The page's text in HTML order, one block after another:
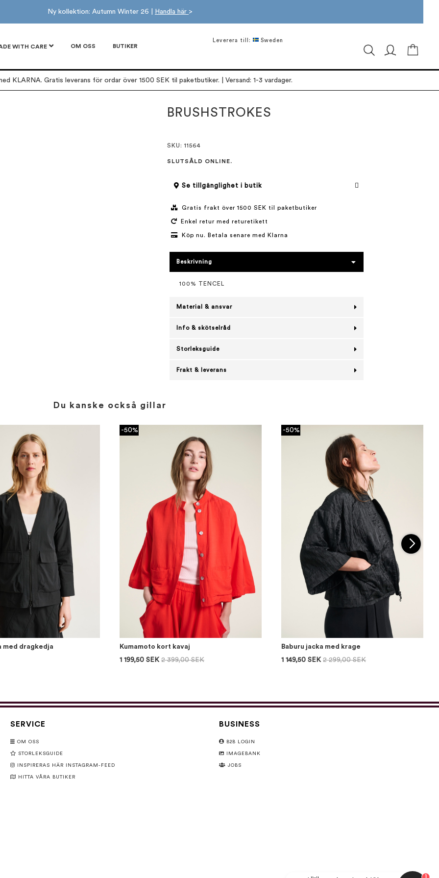
Ny kollektion: Autumn Winter 26 | Handla här >
WITH CARE OM OSS BUTIKER
Leverera till: Sweden
KLARNA. Gratis leverans för ordar över 1500 SEK til paketbutiker. | Versand: 1-3 vardager.
BRUSHSTROKES
SKU : 11564
SLUTSÅLD ONLINE.
Se tillgänglighet i butik
Gratis frakt över 1500 SEK til paketbutiker
Enkel retur med returetikett
Köp nu. Betala senare med Klarna
Beskrivning
100% TENCEL
Material & ansvar
Info & skötselråd
Storleksguide
Frakt & leverans
Du kanske också gillar
med dragkedja
-50%
Kumamoto kort kavaj
1 199,50 SEK 2 399,00 SEK
-50%
Baburu jacka med krage
1 149,50 SEK 2 299,00 SEK
SERVICE
OM OSS
STORLEKSGUIDE
INSPIRERAS HÄR INSTAGRAM-FEED
HITTA VÅRA BUTIKER
BUSINESS
B2B LOGIN
IMAGEBANK
JOBS